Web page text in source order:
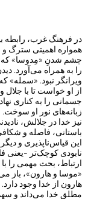
در فرهنگ غرب، رابطه
همواره اهمیتی سترگ
چشم شدنِ «مِدوسا» که
را به همراه می‌آورد.
ویرانگر نبود. «سمله»
از او خواست تا با
جسمانی را به کناری
زبانه‌های نور او سوخت.
نیز خدا در جلالش،
باستانی، فاصله و
این قیاس‌ناپذیری و
نابودی کوچک‌تر -یعنی
ارتباط، بحث مهمی را
«موسا و هارون»، باز
هارون از خدا وجود
مطلق خدا می‌داند و سهم